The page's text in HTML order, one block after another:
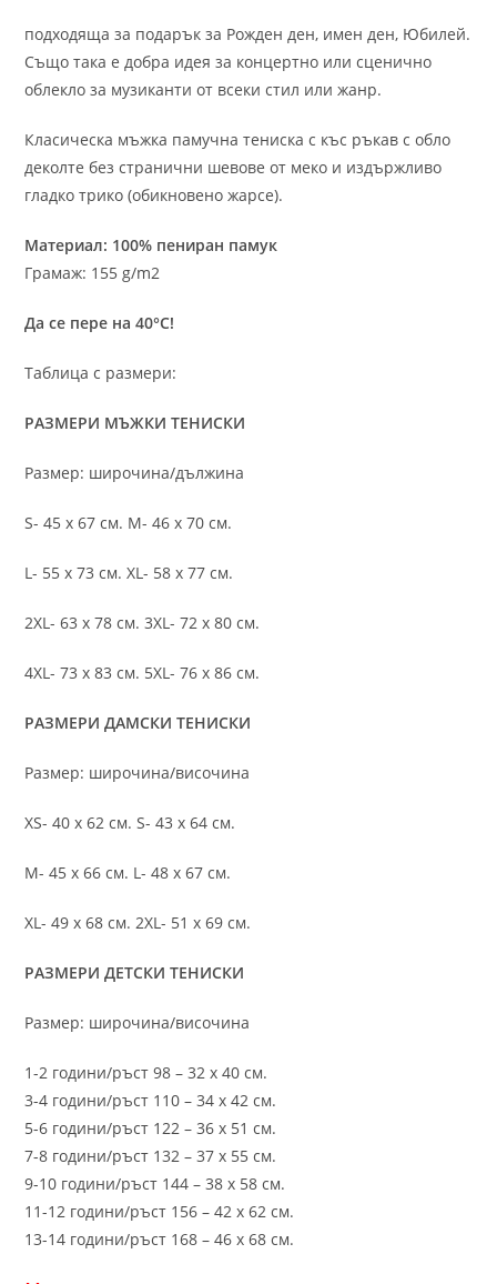
подходяща за подарък за Рожден ден, имен ден, Юбилей.
Също така е добра идея за концертно или сценично
облекло за музиканти от всеки стил или жанр.
Класическа мъжка памучна тениска с къс ръкав с обло
деколте без странични шевове от меко и издържливо
гладко трико (обикновено жарсе).
Материал: 100% пениран памук
Грамаж: 155 g/m2
Да се пере на 40°C!
Таблица с размери:
РАЗМЕРИ МЪЖКИ ТЕНИСКИ
Размер: широчина/дължина
S- 45 х 67 см. M- 46 х 70 см.
L- 55 х 73 см. XL- 58 х 77 см.
2XL- 63 х 78 см. 3XL- 72 х 80 см.
4XL- 73 х 83 см. 5XL- 76 х 86 см.
РАЗМЕРИ ДАМСКИ ТЕНИСКИ
Размер: широчина/височина
XS- 40 х 62 см. S- 43 х 64 см.
M- 45 х 66 см. L- 48 х 67 см.
XL- 49 х 68 см. 2XL- 51 х 69 см.
РАЗМЕРИ ДЕТСКИ ТЕНИСКИ
Размер: широчина/височина
1-2 години/ръст 98 – 32 х 40 см.
3-4 години/ръст 110 – 34 х 42 см.
5-6 години/ръст 122 – 36 х 51 см.
7-8 години/ръст 132 – 37 х 55 см.
9-10 години/ръст 144 – 38 х 58 см.
11-12 години/ръст 156 – 42 x 62 см.
13-14 години/ръст 168 – 46 х 68 см.